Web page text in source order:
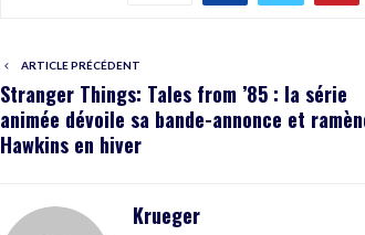
ARTICLE PRÉCÉDENT
Stranger Things: Tales from ’85 : la série
animée dévoile sa bande-annonce et
Hawkins en hiver
Krueger